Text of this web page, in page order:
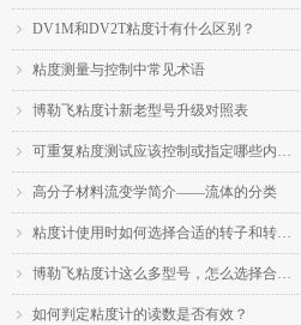
ꁇ DV1M和DV2T粘度计有什么区别？
ꁇ 粘度测量与控制中常见术语
ꁇ 博勒飞粘度计新老型号升级对照表
ꁇ 可重复粘度测试应该控制或指定哪些内容？
ꁇ 高分子材料流变学简介——流体的分类
ꁇ 粘度计使用时如何选择合适的转子和转速？
ꁇ 博勒飞粘度计这么多型号，怎么选择合适的机型？
ꁇ 如何判定粘度计的读数是否有效？